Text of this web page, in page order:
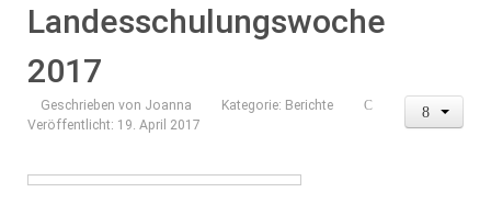
Landesschulungswoche
2017
Geschrieben von Joanna Kategorie: Berichte
Veröffentlicht: 19. April 2017